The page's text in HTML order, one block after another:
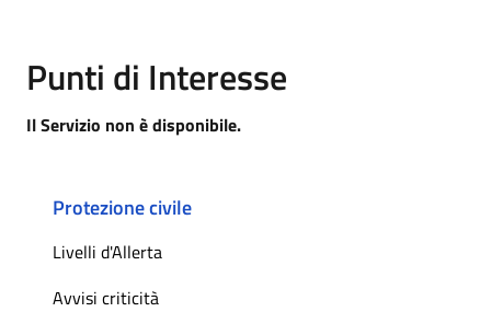
Punti di Interesse
Il Servizio non è disponibile.
Protezione civile
Livelli d'Allerta
Avvisi criticità